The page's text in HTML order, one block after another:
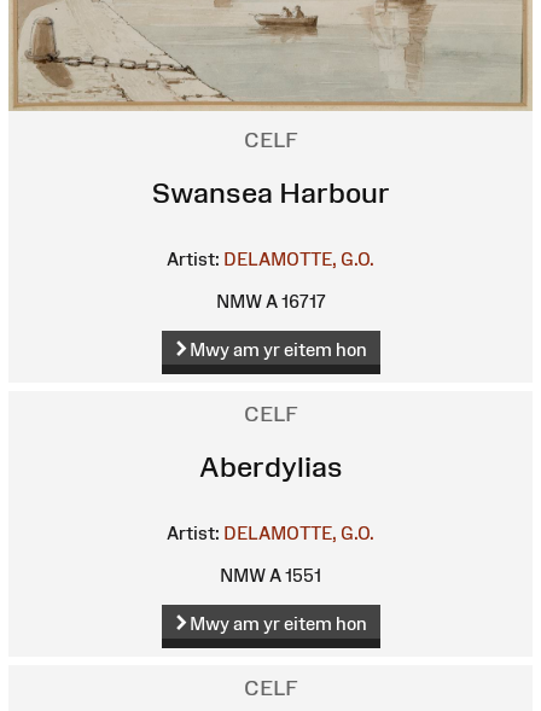
CELF
Swansea Harbour
Artist: DELAMOTTE, G.O.
NMW A 16717
Mwy am yr eitem hon
CELF
Aberdylias
Artist: DELAMOTTE, G.O.
NMW A 1551
Mwy am yr eitem hon
CELF